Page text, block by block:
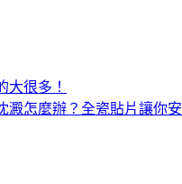
大很多！
澱怎麼辦？全瓷貼片讓你安